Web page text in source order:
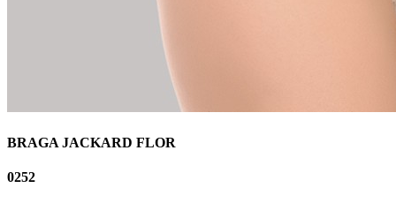
BRAGA JACKARD FLOR
0252